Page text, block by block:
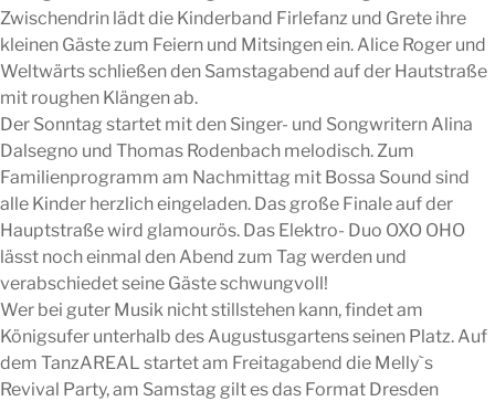
Zwischendrin lädt die Kinderband Firlefanz und Grete ihre
kleinen Gäste zum Feiern und Mitsingen ein. Alice Roger und
Weltwärts schließen den Samstagabend auf der Hautstraße
mit roughen Klängen ab.
Der Sonntag startet mit den Singer- und Songwritern Alina
Dalsegno und Thomas Rodenbach melodisch. Zum
Familienprogramm am Nachmittag mit Bossa Sound sind
alle Kinder herzlich eingeladen. Das große Finale auf der
Hauptstraße wird glamourös. Das Elektro- Duo OXO OHO
lässt noch einmal den Abend zum Tag werden und
verabschiedet seine Gäste schwungvoll!
Wer bei guter Musik nicht stillstehen kann, findet am
Königsufer unterhalb des Augustusgartens seinen Platz. Auf
dem TanzAREAL startet am Freitagabend die Melly`s
Revival Party, am Samstag gilt es das Format Dresden